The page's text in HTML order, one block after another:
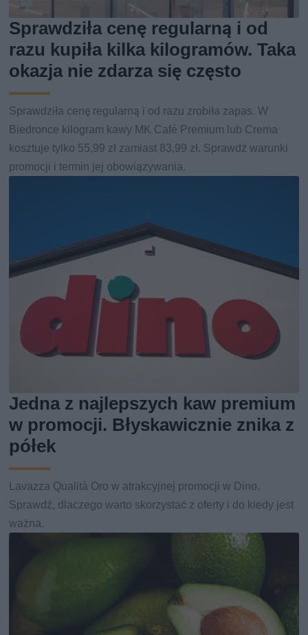
Sprawdziła cenę regularną i od
razu kupiła kilka kilogramów. Taka
okazja nie zdarza się często
Sprawdziła cenę regularną i od razu zrobiła zapas. W
Biedronce kilogram kawy MK Café Premium lub Crema
kosztuje tylko 55,99 zł zamiast 83,99 zł. Sprawdź warunki
promocji i termin jej obowiązywania.
Jedna z najlepszych kaw premium
w promocji. Błyskawicznie znika z
półek
Lavazza Qualità Oro w atrakcyjnej promocji w Dino.
Sprawdź, dlaczego warto skorzystać z oferty i do kiedy jest
ważna.